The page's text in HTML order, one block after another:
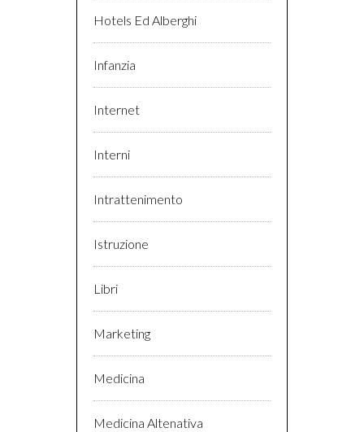
Hotels Ed Alberghi
Infanzia
Internet
Interni
Intrattenimento
Istruzione
Libri
Marketing
Medicina
Medicina Altenativa